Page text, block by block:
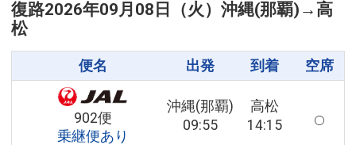
復路2026年09月08日（火） 沖縄(那覇) → 高
松
便名 出発 到着 空席
902便
乗継便あり
沖縄(那覇)
09:55
高松
14:15